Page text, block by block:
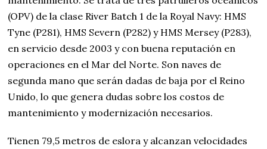
(OPV) de la clase River Batch 1 de la Royal Navy: HMS
Tyne (P281), HMS Severn (P282) y HMS Mersey (P283),
en servicio desde 2003 y con buena reputación en
operaciones en el Mar del Norte. Son naves de
segunda mano que serán dadas de baja por el Reino
Unido, lo que genera dudas sobre los costos de
mantenimiento y modernización necesarios.
Tienen 79,5 metros de eslora y alcanzan velocidades